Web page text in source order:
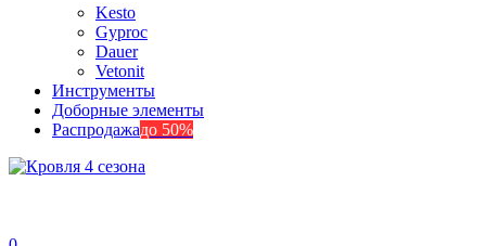
Kesto
Gyproc
Dauer
Vetonit
Инструменты
Доборные элементы
Распродажадо 50%